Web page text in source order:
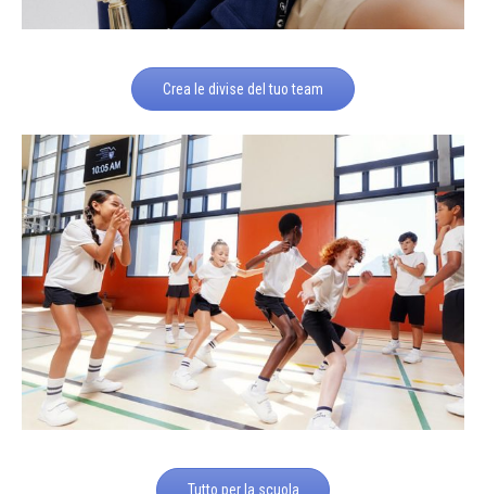
Crea le divise del tuo team
Tutto per la scuola